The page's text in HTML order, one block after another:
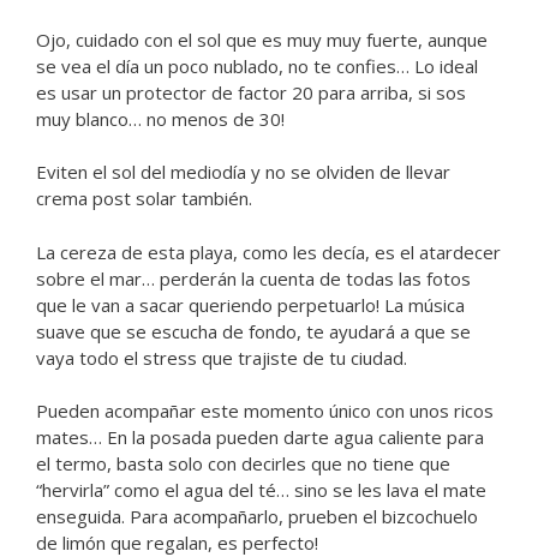
Ojo, cuidado con el sol que es muy muy fuerte, aunque
se vea el día un poco nublado, no te confies… Lo ideal
es usar un protector de factor 20 para arriba, si sos
muy blanco… no menos de 30!
Eviten el sol del mediodía y no se olviden de llevar
crema post solar también.
La cereza de esta playa, como les decía, es el atardecer
sobre el mar… perderán la cuenta de todas las fotos
que le van a sacar queriendo perpetuarlo! La música
suave que se escucha de fondo, te ayudará a que se
vaya todo el stress que trajiste de tu ciudad.
Pueden acompañar este momento único con unos ricos
mates… En la posada pueden darte agua caliente para
el termo, basta solo con decirles que no tiene que
“hervirla” como el agua del té… sino se les lava el mate
enseguida. Para acompañarlo, prueben el bizcochuelo
de limón que regalan, es perfecto!